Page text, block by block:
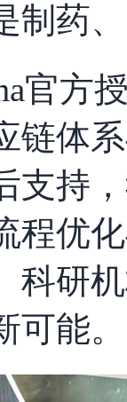
制药
官方
链体
支持
程优
科研
可能。